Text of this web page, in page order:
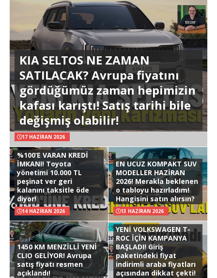
KIA SELTOS NE ZAMAN
SATILACAK? Avrupa fiyatını
gördüğümüz zaman hepimizin
kafası karıştı! Satış tarihi bile
değişmiş olabilir!
17 HAZIRAN 2026
%100’E VARAN KREDİ
İMKANI! Toyota
yönetimi 10.000 TL
peşinat ver geri
kalanını taksitle öde
diyor!
14 HAZIRAN 2026
EN UCUZ KOMPAKT SUV
MODELLER HAZİRAN
2026! Merakla beklenen
o tabloyu hazırladım!
Hangisini satın alırsın?
13 HAZIRAN 2026
1450 KM MENZİLLİ YENİ
CLIO GELİYOR! Avrupa
satış fiyatı resmen
açıklandı!
YENİ VOLKSWAGEN T-
ROC İÇİN KAMPANYA
BAŞLADI! Giriş
paketindeki fiyat
indirimli araba fiyatları
açısından dikkat çekti!